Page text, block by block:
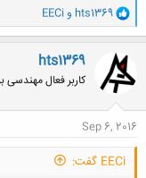
و
ا
ک
ش
ه
ا
hts1369 و EECi
hts1369
کاربر فعال مهندسی
Sep 6, 2016
EECi گفت: